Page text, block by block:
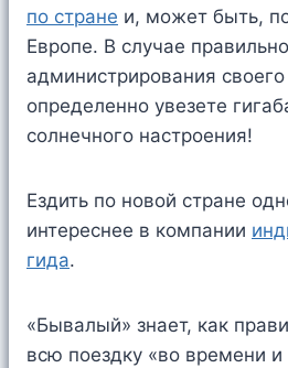
по стране и, может быть,
Европе. В случае
администрирования
определенно увезете
солнечного настроения!
Ездить по новой стране
интереснее в компании
гида.
«Бывалый» знает, как
всю поездку «во времени и